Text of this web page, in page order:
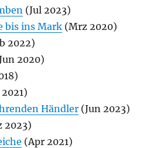
(Jul 2023)
bis ins Mark (Mrz 2020)
2022)
2020)
Händler (Jun 2023)
2023)
(Apr 2021)